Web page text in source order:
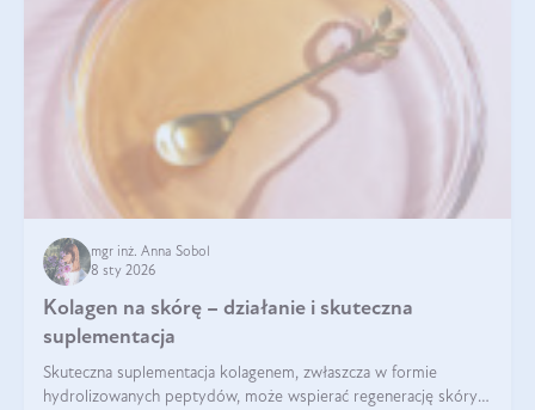
mgr inż. Anna Sobol
8 sty 2026
Kolagen na skórę – działanie i skuteczna
suplementacja
Skuteczna suplementacja kolagenem, zwłaszcza w formie
hydrolizowanych peptydów, może wspierać regenerację skóry i